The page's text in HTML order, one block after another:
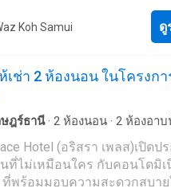
ำ - ประเภท D มีขนาดตั้งแต่
ย 2 ห้องนอน 2 ห้องน้ำ พร้อม
ย่อม - ประเภท E มีขนาดตั้งแต่
วย 3 ห้องนอน 3 ห้องน้ำ พร้อมส
อม - ประเภท F มีขนาดตั้งแต่
ย 3 ห้องนอน 3 ห้องน้ำ พร้อมส
งอำนวยความสะดวก - ฟิตเนส - สระ
ภัย 24 ชม. และ CCTVข้อมูลก
นทางจากท่าเรือหน้าทอน โด
น ขับต่อไปประมาณ 120 เมต
สามารถรับลมเย็น ๆ ได้จากบ
งมีฟิตเนสและร้านกาแฟของโ
โดยหันหน้าปะทะวิวทะเลแบบ
ความสุขได้ในระยะเอื้อมถึงรา
อะเบย์ โครงการที่พักอาศัยติด
Property ตั้งอยู่บนเนื้อที่ทั้งห
อาคาร มีความสูง 4 ชั้น รวมทั้
าร20/43 ม.4 ต.บ่อผุด อ.เกาะ
รูปแบบและขนาดห้องพัก- ส
ร)- 1 ห้องนอน (88-102 ตาราง
นียมและวิลล่าบนเกาะสมุย สว
ชายฝั่งอ่าวไทย เพียงไม่กี่ก้า
ารถเพลิดเพลินไปกับหาดทรา
งสนุกไปกับการสำรวจสถานที่
จะเป็น ถนนคนเดินบ่อผุด หาด
ประมง พื้นที่ส่วนกลางยังจัดเ
ามสะดวกหลายรูปแบบ ไม่ว่าจะ
ว่ายน้ำที่มีความยาวถึง 400 เ
ษซึ่งได้มาตรฐานระดับโรงแร
าอยู่ด้วยการตกแต่งห้องแบบ
Koh Samui ดู
เช่า 2 ห้องนอน ในโครงกา
ฎร์ธานี · 2 ห้องนอน · 2 ห้องอาบ
งครัวพร้อมอุปกรณ์ อินเตอร์เน็ต
อ·ที่จอดรถ·เจ้าหน้าที่อำนวยค
สระว่ายน้ำ
Hotel (อริสรา เพลส)เปิด
ที่ไม่เหมือนใคร กับคอนโดมิเ
ที่พร้อมมอบความสะดวกสบา